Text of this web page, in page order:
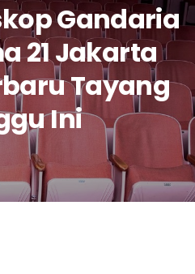
Gandaria
21 Jakarta
Tayang
Ini